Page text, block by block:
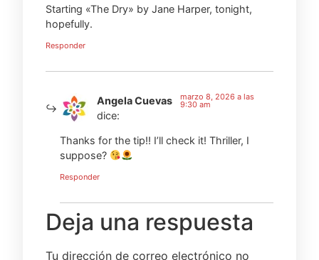
Starting «The Dry» by Jane Harper, tonight,
hopefully.
Responder
Angela Cuevas
dice:
marzo 8, 2026 a las
9:30 am
Thanks for the tip!! I’ll check it! Thriller, I
suppose?
Responder
Deja una respuesta
Tu dirección de correo electrónico no